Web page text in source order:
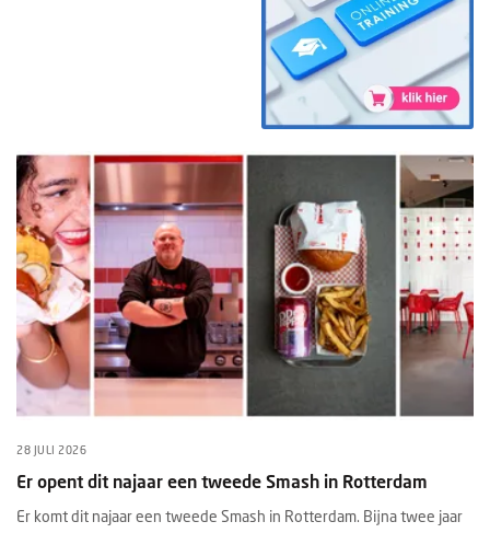
28 JULI 2026
Er opent dit najaar een tweede Smash in Rotterdam
Er komt dit najaar een tweede Smash in Rotterdam. Bijna twee jaar